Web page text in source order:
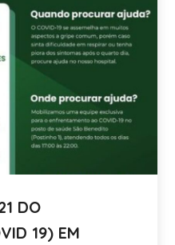
DO
19) EM